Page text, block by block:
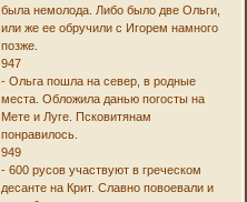
была немолода. Либо было две Ольги,
или же ее обручили с Игорем намного
позже.
947
- Ольга пошла на север, в родные
места. Обложила данью погосты на
Мете и Луге. Псковитянам
понравилось.
949
- 600 русов участвуют в греческом
десанте на Крит. Славно повоевали и